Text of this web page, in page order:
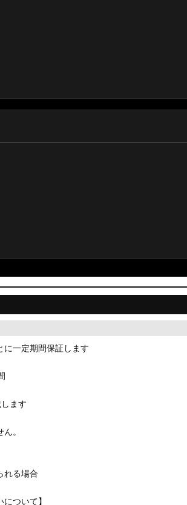
に一定期間保証します
ます
。
れる場合
ついて】